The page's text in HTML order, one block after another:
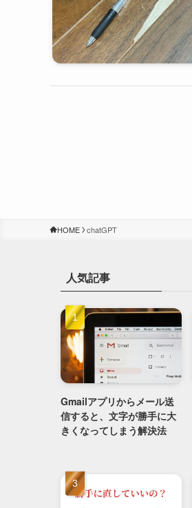
HOME chatGPT
人気記事
Gmailアプリからメール送
信すると、文字が勝手に大
きくなってしまう解決法